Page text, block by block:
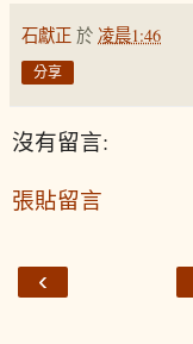
石獻正 於 凌晨1:46
分享
沒有留言:
張貼留言
‹